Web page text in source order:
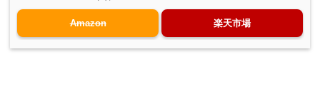
Amazon 楽天市場